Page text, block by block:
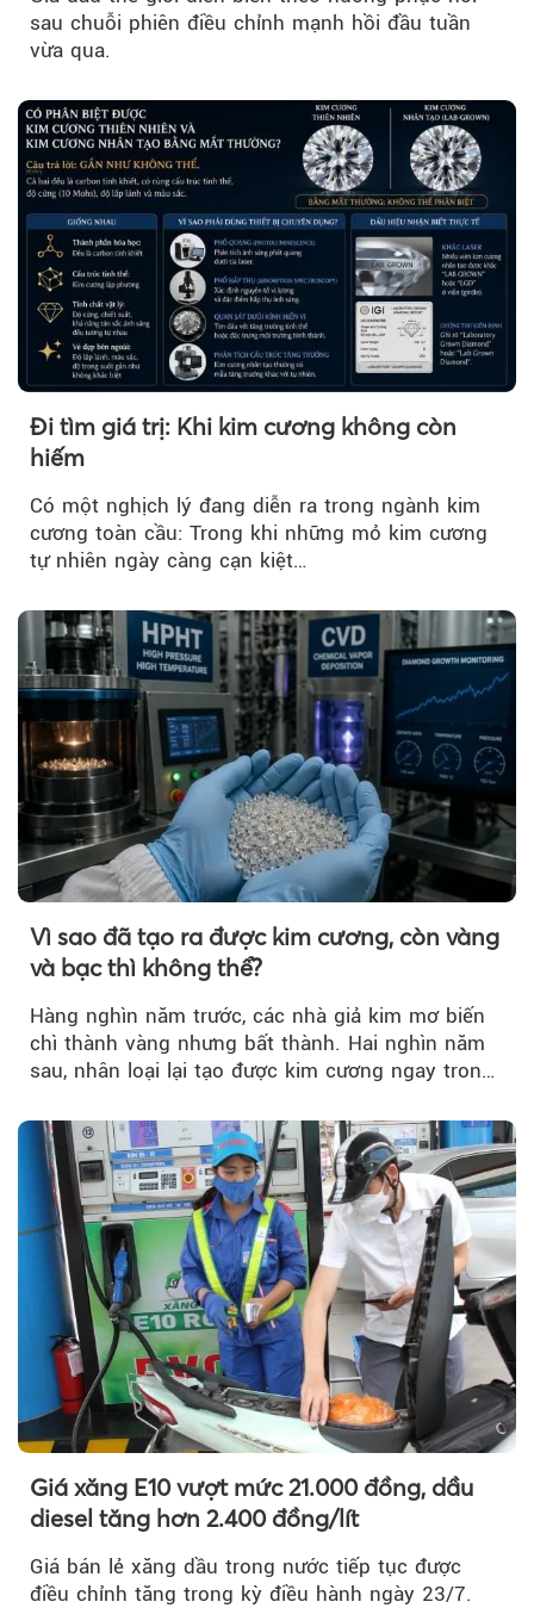
sau chuỗi phiên điều chỉnh mạnh hồi đầu tuần
vừa qua.
Đi tìm giá trị: Khi kim cương không còn
hiếm
Có một nghịch lý đang diễn ra trong ngành kim
cương toàn cầu: Trong khi những mỏ kim cương
tự nhiên ngày càng cạn kiệt…
Vì sao đã tạo ra được kim cương, còn vàng
và bạc thì không thể?
Hàng nghìn năm trước, các nhà giả kim mơ biến
chì thành vàng nhưng bất thành. Hai nghìn năm
sau, nhân loại lại tạo được kim cương ngay trong
Giá xăng E10 vượt mức 21.000 đồng, dầu
diesel tăng hơn 2.400 đồng/lít
Giá bán lẻ xăng dầu trong nước tiếp tục được
điều chỉnh tăng trong kỳ điều hành ngày 23/7.